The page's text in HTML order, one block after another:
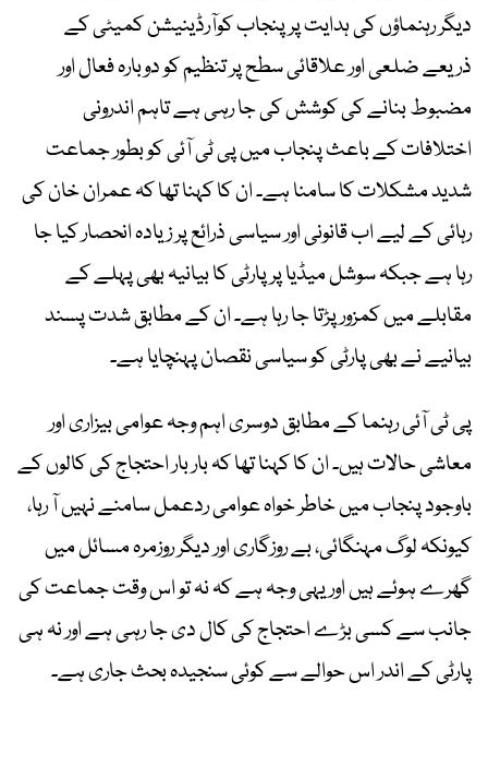
دیگر رہنماؤں کی ہدایت پر پنجاب کوآرڈینیشن کمیٹی کے
ذریعے ضلعی اور علاقائی سطح پر تنظیم کو دوبارہ فعال اور
مضبوط بنانے کی کوشش کی جا رہی ہے تاہم اندرونی
اختلافات کے باعث پنجاب میں پی ٹی آئی کو بطور جماعت
شدید مشکلات کا سامنا ہے۔ ان کا کہنا تھا کہ عمران خان کی
رہائی کے لیے اب قانونی اور سیاسی ذرائع پر زیادہ انحصار کیا جا
رہا ہے جبکہ سوشل میڈیا پر پارٹی کا بیانیہ بھی پہلے کے
مقابلے میں کمزور پڑتا جا رہا ہے۔ ان کے مطابق شدت پسند
بیانیے نے بھی پارٹی کو سیاسی نقصان پہنچایا ہے۔
پی ٹی آئی رہنما کے مطابق دوسری اہم وجہ عوامی بیزاری اور
معاشی حالات ہیں۔ ان کا کہنا تھا کہ بار بار احتجاج کی کالوں کے
باوجود پنجاب میں خاطر خواہ عوامی ردعمل سامنے نہیں آ رہا،
کیونکہ لوگ مہنگائی، بے روزگاری اور دیگر روزمرہ مسائل میں
گھرے ہوئے ہیں اور یہی وجہ ہے کہ نہ تو اس وقت جماعت کی
جانب سے کسی بڑے احتجاج کی کال دی جا رہی ہے اور نہ ہی
پارٹی کے اندر اس حوالے سے کوئی سنجیدہ بحث جاری ہے۔